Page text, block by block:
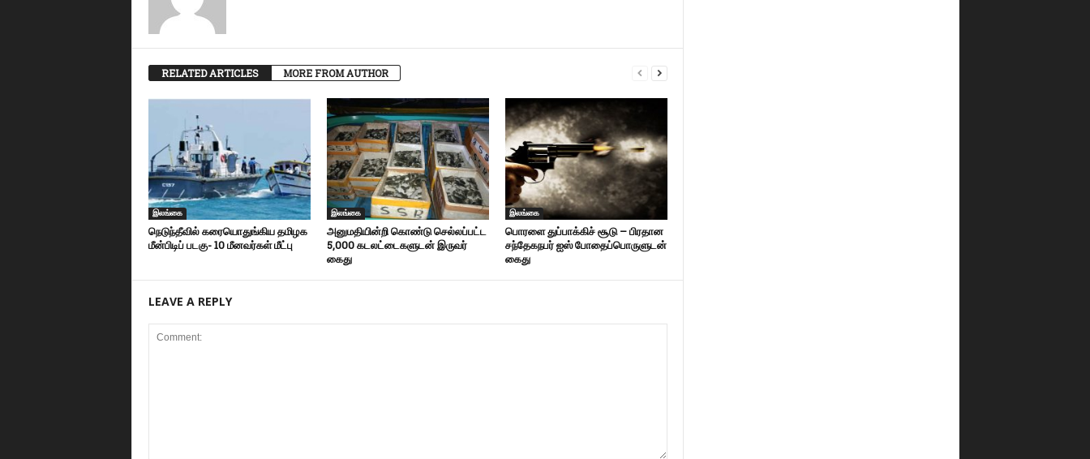
RELATED ARTICLES MORE FROM AUTHOR
இலங்கை
நெடுந்தீவில் கரையொதுங்கிய தமிழக
மீன்பிடிப் படகு- 10 மீனவர்கள் மீட்பு
இலங்கை
அனுமதியின்றி கொண்டு செல்லப்பட்ட
5,000 கடலட்டைகளுடன் இருவர்
கைது
இலங்கை
பொரளை துப்பாக்கிச் சூடு – பிரதான
சந்தேகநபர் ஐஸ் போதைப்பொருளுடன்
கைது
LEAVE A REPLY